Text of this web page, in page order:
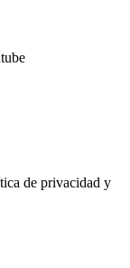
de privacidad y